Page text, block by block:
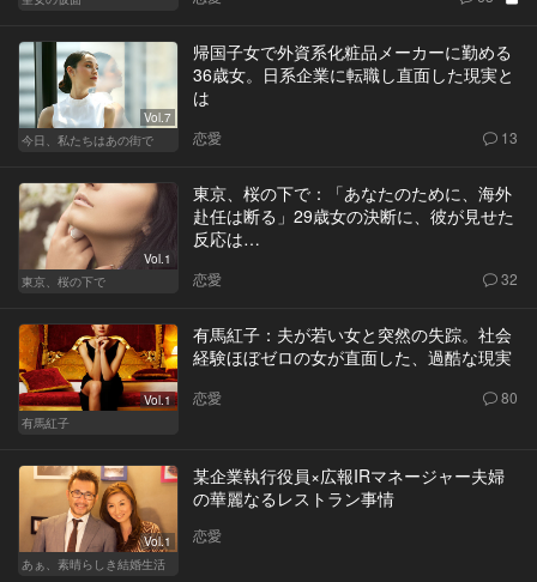
Vol.7
今日、私たちはあの街で
帰国子女で外資系化粧品メーカーに勤める
36歳女。日系企業に転職し直面した現実と
は
恋愛 13
Vol.1
東京、桜の下で
東京、桜の下で：「あなたのために、海外
赴任は断る」29歳女の決断に、彼が見せた
反応は…
恋愛 32
Vol.1
有馬紅子
有馬紅子：夫が若い女と突然の失踪。社会
経験ほぼゼロの女が直面した、過酷な現実
恋愛 80
Vol.1
あぁ、素晴らしき結婚生活
某企業執行役員×広報IRマネージャー夫婦
の華麗なるレストラン事情
恋愛